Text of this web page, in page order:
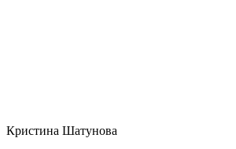
Кристина Шатунова